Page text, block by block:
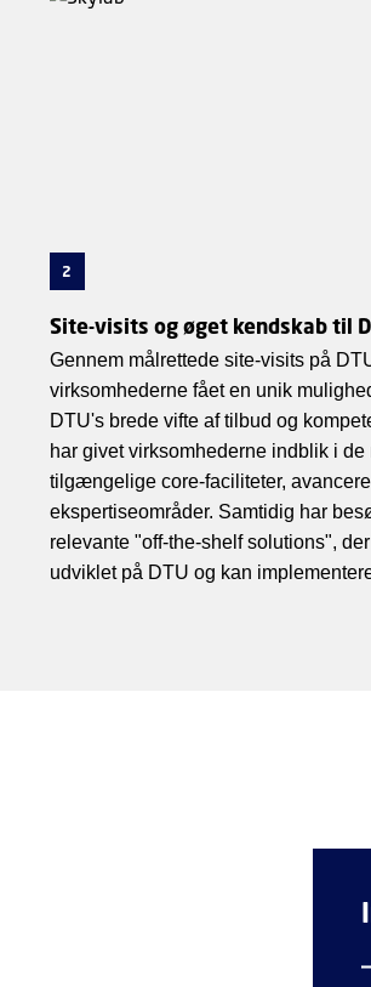
2
Site-visits og øget kendskab til
Gennem målrettede site-visits på
virksomhederne fået en unik
DTU's brede vifte af tilbud og
har givet virksomhederne indblik i de
tilgængelige core-faciliteter,
ekspertiseområder. Samtidig har
relevante "off-the-shelf solutions",
udviklet på DTU og kan